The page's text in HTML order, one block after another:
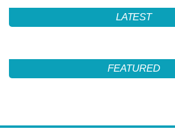
LATEST
FEATURED